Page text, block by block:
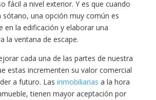
fácil a nivel exterior. Y es que cuando
sótano, una opción muy común es
en la edificación y elaborar una
la ventana de escape.
cada una de las partes de nuestra
estas incrementen su valor comercial
a futuro. Las inmobiliarias a la hora
tienen mayor aceptación por